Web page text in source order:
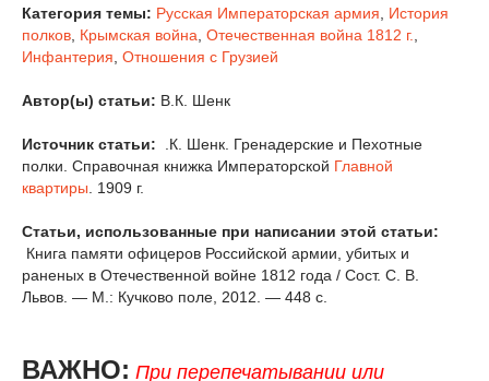
Категория темы: Русская Императорская армия
История
полков Крымская война Отечественная война 1812 г.
Инфантерия Отношения с Грузией
Автор(ы) статьи: В.К. Шенк
Источник статьи:
.К. Шенк. Гренадерские и Пехотные
полки. Справочная книжка Императорской Главной
квартиры . 1909 г.
Статьи, использованные при написании этой статьи:
Книга памяти офицеров Российской армии, убитых и
раненых в Отечественной войне 1812 года / Сост. С. В.
Львов. — М.: Кучково поле, 2012. — 448 с.
ВАЖНО: При перепечатывании или